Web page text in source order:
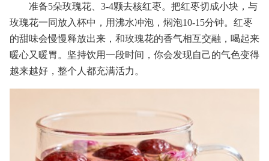
准备5朵玫瑰花、3-4颗去核红枣。把红枣切成小块，与
玫瑰花一同放入杯中，用沸水冲泡，焖泡10-15分钟。红枣
的甜味会慢慢释放出来，和玫瑰花的香气相互交融，喝起来
暖心又暖胃。坚持饮用一段时间，你会发现自己的气色变得
越来越好，整个人都充满活力。